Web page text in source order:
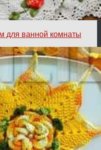
для ванной комнаты